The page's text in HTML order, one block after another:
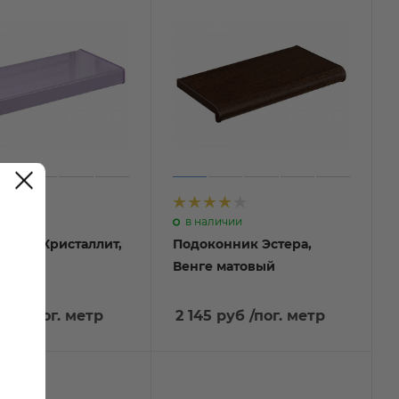
Кристаллит,
/пог. метр
в наличии
Подоконник Эстера,
Венге матовый
2 145 руб /пог. метр